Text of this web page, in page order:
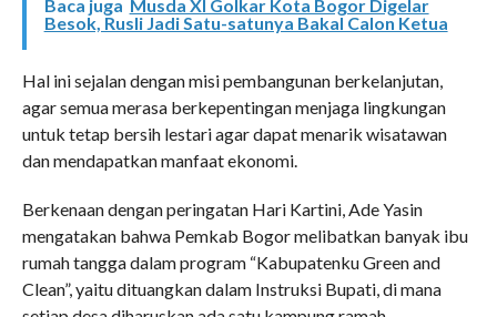
Baca juga Musda XI Golkar Kota Bogor Digelar
Besok, Rusli Jadi Satu-satunya Bakal Calon Ketua
Hal ini sejalan dengan misi pembangunan berkelanjutan,
agar semua merasa berkepentingan menjaga lingkungan
untuk tetap bersih lestari agar dapat menarik wisatawan
dan mendapatkan manfaat ekonomi.
Berkenaan dengan peringatan Hari Kartini, Ade Yasin
mengatakan bahwa Pemkab Bogor melibatkan banyak ibu
rumah tangga dalam program “Kabupatenku Green and
Clean”, yaitu dituangkan dalam Instruksi Bupati, di mana